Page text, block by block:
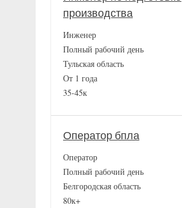
производства
Инженер
Полный рабочий день
Тульская область
От 1 года
35-45к
Оператор бпла
Оператор
Полный рабочий день
Белгородская область
80к+